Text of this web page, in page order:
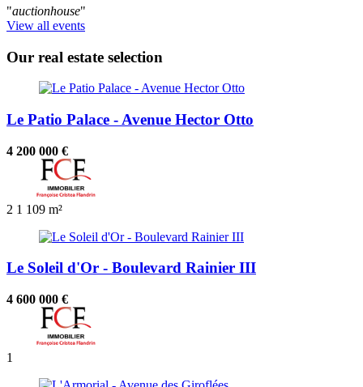
"auctionhouse"
View all events
Our real estate selection
Le Patio Palace - Avenue Hector Otto
4 200 000 €
2 1 109 m²
Le Soleil d'Or - Boulevard Rainier III
4 600 000 €
1